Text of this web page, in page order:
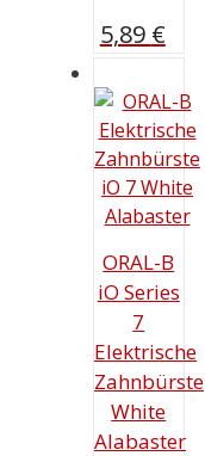
5,89 €
ORAL-B
iO Series
7
Elektrische
Zahnbürste
White
Alabaster